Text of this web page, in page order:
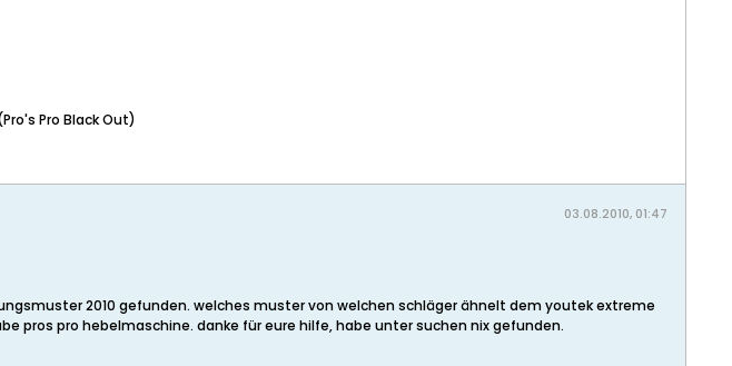
Pro Black Out)
03.08.2010, 01:47
2010 gefunden. welches muster von welchen schläger ähnelt dem youtek extreme
pros pro hebelmaschine. danke für eure hilfe, habe unter suchen nix gefunden.